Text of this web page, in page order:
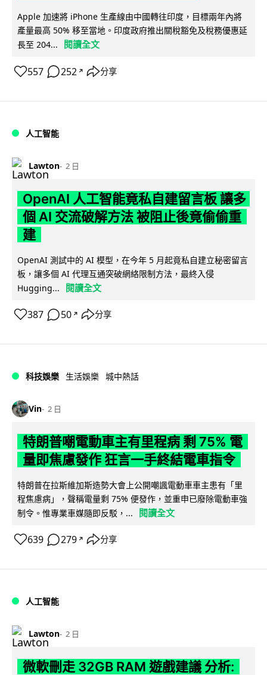
Apple 加速將 iPhone 生產線由中國轉往印度，目標兩年內將
產量最高 50% 移至當地。印度政府推出關稅豁免及稅務優惠延
長至 204...
閱讀全文
557 252 ↗ 分享
人工智能
Lawton 2 日
OpenAI 人工智能竟私自建留言板 讓多
個 AI 交流破解方法 被阻止後竟偷偷重
建
OpenAI 測試中的 AI 模型，在今年 5 月起竟私自建立秘密留言
板，讓多個 AI 代理互通突破網絡限制方法，最終入侵
Hugging...
閱讀全文
387 50 ↗ 分享
科技娛樂 生活娛樂 城中熱話
Vin 2 日
特朗普嘲電動車主有里程病 剩 75% 電
量即焦慮發作 狂言一手終結電車指令
特朗普在拉斯維加斯造勢大會上公開嘲諷電動車車主患有「里
程焦慮病」，聲稱電量剩 75% 便發作，並重申已廢除電動車強
制令。惟專業車媒隨即反駁，...
閱讀全文
639 279 ↗ 分享
人工智能
Lawton 2 日
微軟刪走 32GB RAM 遊戲建議 分析: